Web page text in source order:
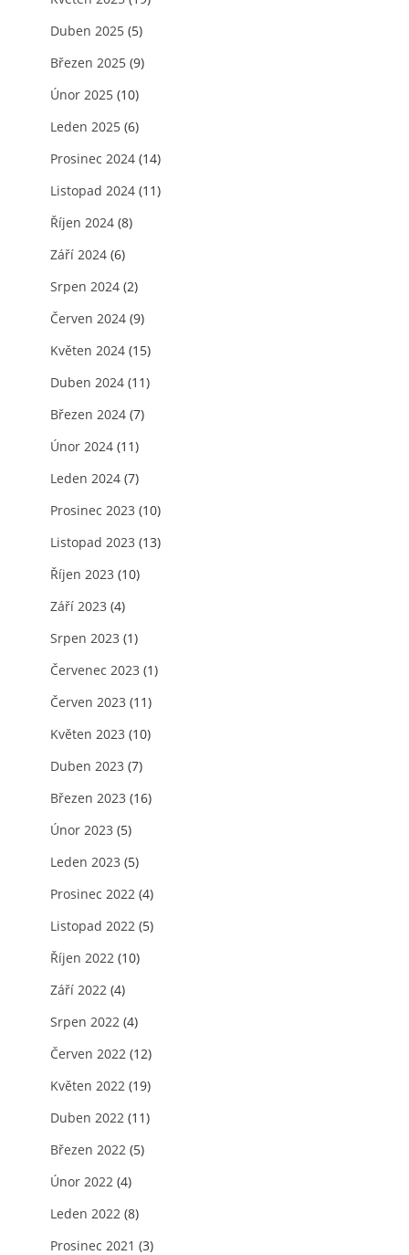
Duben 2025 (5)
Březen 2025 (9)
Únor 2025 (10)
Leden 2025 (6)
Prosinec 2024 (14)
Listopad 2024 (11)
Říjen 2024 (8)
Září 2024 (6)
Srpen 2024 (2)
Červen 2024 (9)
Květen 2024 (15)
Duben 2024 (11)
Březen 2024 (7)
Únor 2024 (11)
Leden 2024 (7)
Prosinec 2023 (10)
Listopad 2023 (13)
Říjen 2023 (10)
Září 2023 (4)
Srpen 2023 (1)
Červenec 2023 (1)
Červen 2023 (11)
Květen 2023 (10)
Duben 2023 (7)
Březen 2023 (16)
Únor 2023 (5)
Leden 2023 (5)
Prosinec 2022 (4)
Listopad 2022 (5)
Říjen 2022 (10)
Září 2022 (4)
Srpen 2022 (4)
Červen 2022 (12)
Květen 2022 (19)
Duben 2022 (11)
Březen 2022 (5)
Únor 2022 (4)
Leden 2022 (8)
Prosinec 2021 (3)